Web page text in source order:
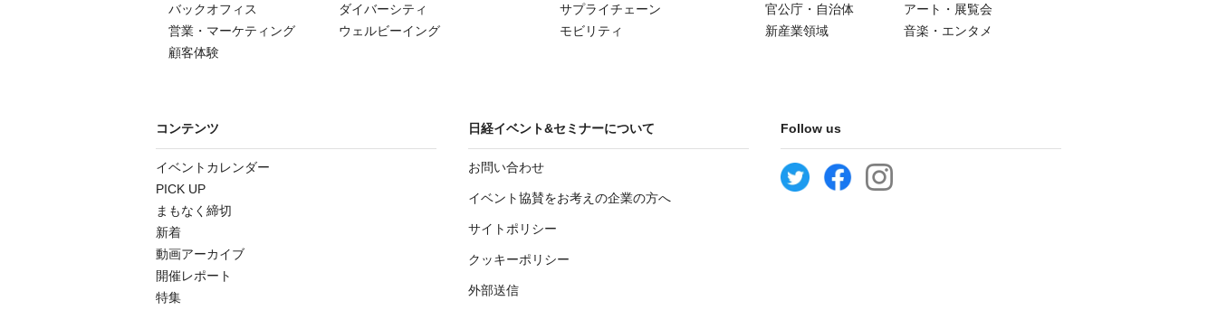
バックオフィス
営業・マーケティング
顧客体験
ダイバーシティ
ウェルビーイング
サプライチェーン
モビリティ
官公庁・自治体
新産業領域
アート・展覧会
音楽・エンタメ
コンテンツ
イベントカレンダー
PICK UP
まもなく締切
新着
動画アーカイブ
開催レポート
特集
日経イベント&セミナーについて
お問い合わせ
イベント協賛をお考えの企業の方へ
サイトポリシー
クッキーポリシー
外部送信
Follow us